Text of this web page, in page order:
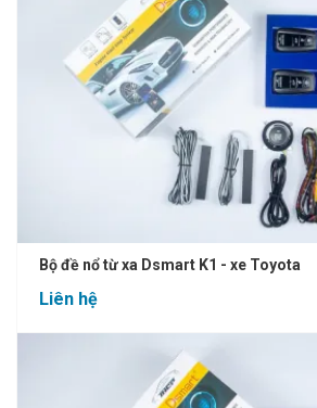
Bộ đề nổ từ xa Dsmart K1 - xe Toyota
Liên hệ